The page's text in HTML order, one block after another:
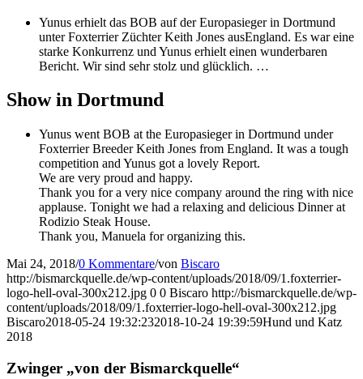
Yunus erhielt das BOB auf der Europasieger in Dortmund
unter Foxterrier Züchter Keith Jones ausEngland. Es war eine
starke Konkurrenz und Yunus erhielt einen wunderbaren
Bericht. Wir sind sehr stolz und glücklich. …
Show in Dortmund
Yunus went BOB at the Europasieger in Dortmund under
Foxterrier Breeder Keith Jones from England. It was a tough
competition and Yunus got a lovely Report.
We are very proud and happy.
Thank you for a very nice company around the ring with nice
applause. Tonight we had a relaxing and delicious Dinner at
Rodizio Steak House.
Thank you, Manuela for organizing this.
Mai 24, 2018/0 Kommentare/von Biscaro
http://bismarckquelle.de/wp-content/uploads/2018/09/1.foxterrier-
logo-hell-oval-300x212.jpg 0 0 Biscaro http://bismarckquelle.de/wp-
content/uploads/2018/09/1.foxterrier-logo-hell-oval-300x212.jpg
Biscaro2018-05-24 19:32:232018-10-24 19:39:59Hund und Katz
2018
Zwinger „von der Bismarckquelle“